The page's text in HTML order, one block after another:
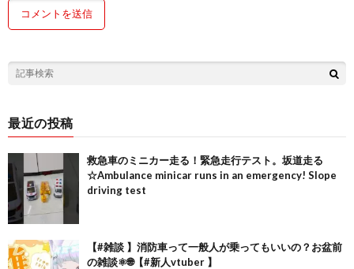
最近の投稿
救急車のミニカー走る！緊急走行テスト。坂道走る
☆Ambulance minicar runs in an emergency! Slope
driving test
【#雑談 】消防車って一般人が乗ってもいいの？お盆前
の雑談⚛️🌐【#新人vtuber 】